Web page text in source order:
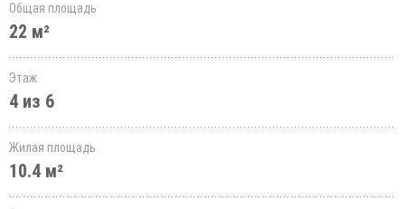
Общая площадь
22 м²
Этаж
4 из 6
Жилая площадь
10.4 м²